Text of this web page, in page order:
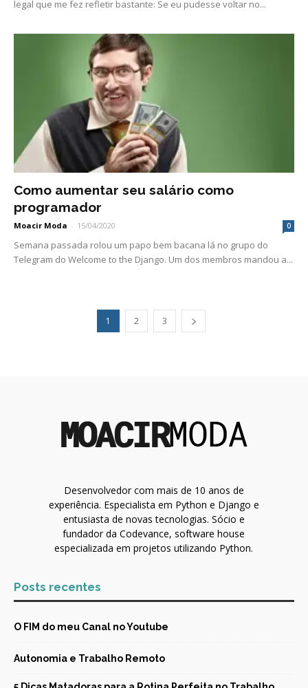
legal que me fez refletir bastante: Se eu pudesse voltar no...
Como aumentar seu salário como
programador
Moacir Moda - 15/04/2020 0
Semana passada rolou um papo bem bacana lá no grupo do
Telegram do Welcome to the Django. Um dos membros mandou a...
1 2 3
Desenvolvedor com mais de 10 anos de
experiência. Especialista em Python e Django e
entusiasta de novas tecnologias. Sócio e
fundador da Codevance, software house
especializada em projetos utilizando Python.
Posts recentes
O FIM do meu Canal no Youtube
Autonomia e Trabalho Remoto